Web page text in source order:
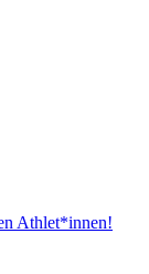
Athlet*innen!